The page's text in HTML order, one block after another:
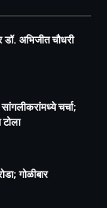
डॉ. अभिजीत चौधरी
चर्चा;
गोळीबार